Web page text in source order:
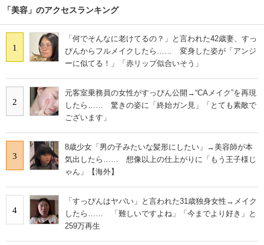
「美容」のアクセスランキング
1
「何でそんなに老けてるの？」と言われた42歳妻、すっ
ぴんからフルメイクしたら…… 変身した姿が「アンジ
ーに似てる！」「赤リップ似合いそう」
2
元客室乗務員の女性がすっぴん公開→“CAメイク”を再現
したら…… 驚きの姿に「終始ガン見」「とても素敵で
ございます」
3
8歳少女「男の子みたいな髪形にしたい」→美容師が本
気出したら…… 想像以上の仕上がりに「もう王子様じ
ゃん」【海外】
4
「すっぴんはヤバい」と言われた31歳独身女性→メイク
したら…… 「難しいですよね」「今までより好き」と
259万再生